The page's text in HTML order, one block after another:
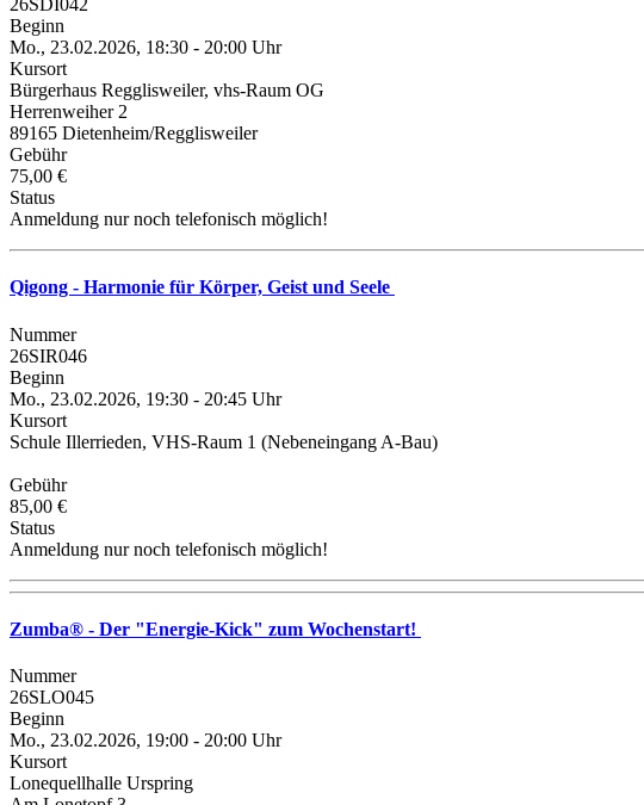
26SDI042
Beginn
Mo., 23.02.2026, 18:30 - 20:00 Uhr
Kursort
Bürgerhaus Regglisweiler, vhs-Raum OG
Herrenweiher 2
89165 Dietenheim/Regglisweiler
Gebühr
75,00 €
Status
Anmeldung nur noch telefonisch möglich!
Qigong - Harmonie für Körper, Geist und Seele
Nummer
26SIR046
Beginn
Mo., 23.02.2026, 19:30 - 20:45 Uhr
Kursort
Schule Illerrieden, VHS-Raum 1 (Nebeneingang A-Bau)
Gebühr
85,00 €
Status
Anmeldung nur noch telefonisch möglich!
Zumba® - Der "Energie-Kick" zum Wochenstart!
Nummer
26SLO045
Beginn
Mo., 23.02.2026, 19:00 - 20:00 Uhr
Kursort
Lonequellhalle Urspring